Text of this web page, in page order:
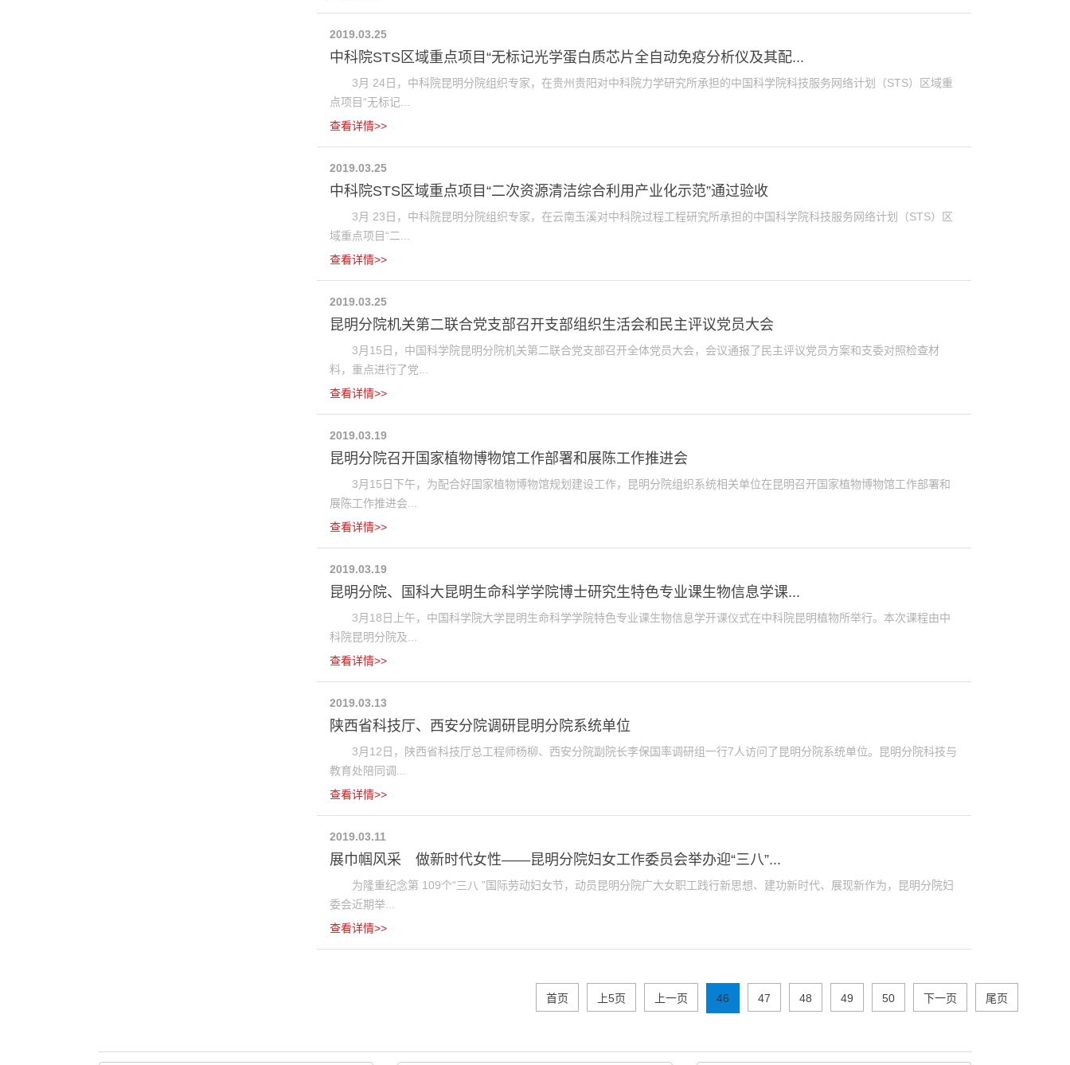
2019.03.25
中科院STS区域重点项目“无标记光学蛋白质芯片全自动免疫分析仪及其配...
3月 24日，中科院昆明分院组织专家，在贵州贵阳对中科院力学研究所承担的中国科学院科技服务网络计划（STS）区域重
点项目“无标记...
查看详情>>
2019.03.25
中科院STS区域重点项目“二次资源清洁综合利用产业化示范”通过验收
3月 23日，中科院昆明分院组织专家，在云南玉溪对中科院过程工程研究所承担的中国科学院科技服务网络计划（STS）区
域重点项目“二...
查看详情>>
2019.03.25
昆明分院机关第二联合党支部召开支部组织生活会和民主评议党员大会
3月15日，中国科学院昆明分院机关第二联合党支部召开全体党员大会，会议通报了民主评议党员方案和支委对照检查材
料，重点进行了党...
查看详情>>
2019.03.19
昆明分院召开国家植物博物馆工作部署和展陈工作推进会
3月15日下午，为配合好国家植物博物馆规划建设工作，昆明分院组织系统相关单位在昆明召开国家植物博物馆工作部署和
展陈工作推进会...
查看详情>>
2019.03.19
昆明分院、国科大昆明生命科学学院博士研究生特色专业课生物信息学课...
3月18日上午，中国科学院大学昆明生命科学学院特色专业课生物信息学开课仪式在中科院昆明植物所举行。本次课程由中
科院昆明分院及...
查看详情>>
2019.03.13
陕西省科技厅、西安分院调研昆明分院系统单位
3月12日，陕西省科技厅总工程师杨柳、西安分院副院长李保国率调研组一行7人访问了昆明分院系统单位。昆明分院科技与
教育处陪同调...
查看详情>>
2019.03.11
展巾帼风采 做新时代女性——昆明分院妇女工作委员会举办迎“三八”...
为隆重纪念第 109个“三八 ”国际劳动妇女节，动员昆明分院广大女职工践行新思想、建功新时代、展现新作为，昆明分院妇
委会近期举...
查看详情>>
首页 上5页 上一页 46 47 48 49 50 下一页 尾页